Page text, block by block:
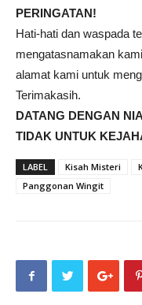
PERINGATAN!
Hati-hati dan waspada
mengatasnamakan
alamat kami untuk
Terimakasih.
DATANG DENGAN
TIDAK UNTUK
LABEL Kisah Misteri
Panggonan Wingit